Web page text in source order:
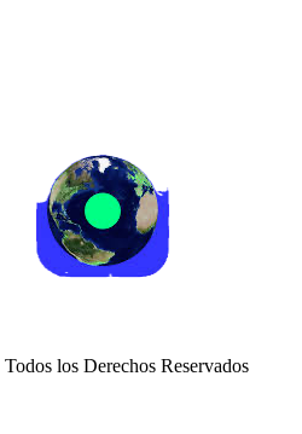
los Derechos Reservados